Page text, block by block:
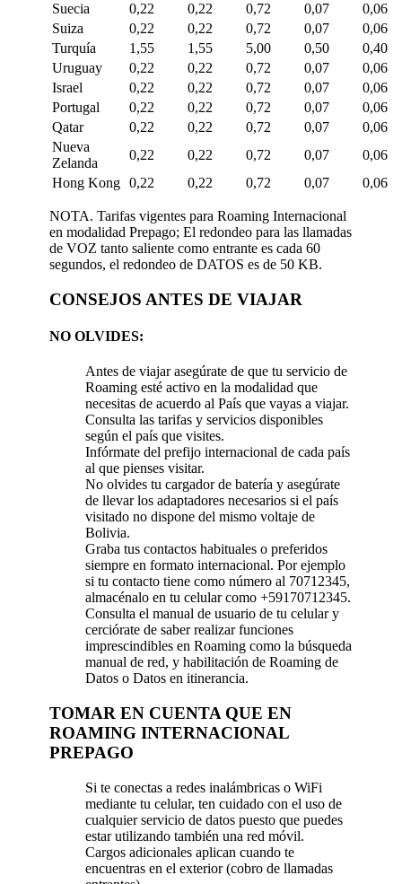
Suecia
0,22 0,22 0,72 0,07
0,06
Suiza
0,22 0,22 0,72 0,07
0,06
Turquía
1,55 1,55 5,00 0,50
0,40
Uruguay
0,22 0,22 0,72 0,07
0,06
Israel
0,22 0,22 0,72 0,07
0,06
Portugal
0,22 0,22 0,72 0,07
0,06
Qatar
0,22 0,22 0,72 0,07
0,06
Nueva
Zelanda
0,22 0,22 0,72 0,07
0,06
Hong Kong 0,22 0,22 0,72 0,07 0,06
NOTA. Tarifas vigentes para Roaming Internacional
en modalidad Prepago; El redondeo para las llamadas
de VOZ tanto saliente como entrante es cada 60
segundos, el redondeo de DATOS es de 50 KB.
CONSEJOS ANTES DE VIAJAR
NO OLVIDES:
Antes de viajar asegúrate de que tu servicio de
Roaming esté activo en la modalidad que
necesitas de acuerdo al País que vayas a viajar.
Consulta las tarifas y servicios disponibles
según el país que visites.
Infórmate del prefijo internacional de cada país
al que pienses visitar.
No olvides tu cargador de batería y asegúrate
de llevar los adaptadores necesarios si el país
visitado no dispone del mismo voltaje de
Bolivia.
Graba tus contactos habituales o preferidos
siempre en formato internacional. Por ejemplo
si tu contacto tiene como número al 70712345,
almacénalo en tu celular como +59170712345.
Consulta el manual de usuario de tu celular y
cerciórate de saber realizar funciones
imprescindibles en Roaming como la búsqueda
manual de red, y habilitación de Roaming de
Datos o Datos en itinerancia.
TOMAR EN CUENTA QUE EN
ROAMING INTERNACIONAL
PREPAGO
Si te conectas a redes inalámbricas o WiFi
mediante tu celular, ten cuidado con el uso de
cualquier servicio de datos puesto que puedes
estar utilizando también una red móvil.
Cargos adicionales aplican cuando te
encuentras en el exterior (cobro de llamadas